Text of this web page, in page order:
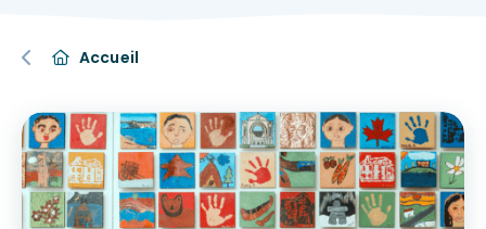
Accueil